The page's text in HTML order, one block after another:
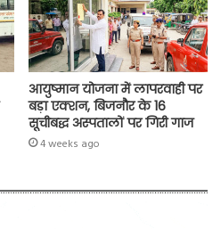
आयुष्मान योजना में लापरवाही पर
बड़ा एक्शन, बिजनौर के 16
सूचीबद्ध अस्पतालों पर गिरी गाज
4 weeks ago